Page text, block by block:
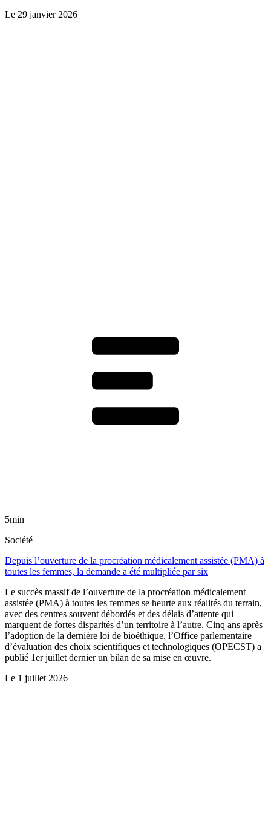
Le 29 janvier 2026
5min
Société
Depuis l’ouverture de la procréation médicalement assistée (PMA) à
toutes les femmes, la demande a été multipliée par six
Le succès massif de l’ouverture de la procréation médicalement
assistée (PMA) à toutes les femmes se heurte aux réalités du terrain,
avec des centres souvent débordés et des délais d’attente qui
marquent de fortes disparités d’un territoire à l’autre. Cinq ans après
l’adoption de la dernière loi de bioéthique, l’Office parlementaire
d’évaluation des choix scientifiques et technologiques (OPECST) a
publié 1er juillet dernier un bilan de sa mise en œuvre.
Le 1 juillet 2026